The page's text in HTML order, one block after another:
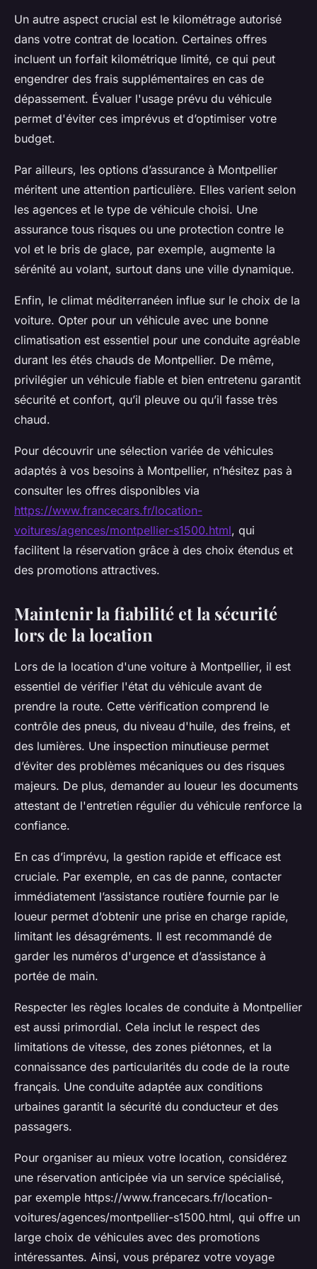
Un autre aspect crucial est le kilométrage autorisé
dans votre contrat de location. Certaines offres
incluent un forfait kilométrique limité, ce qui peut
engendrer des frais supplémentaires en cas de
dépassement. Évaluer l'usage prévu du véhicule
permet d'éviter ces imprévus et d’optimiser votre
budget.
Par ailleurs, les options d’assurance à Montpellier
méritent une attention particulière. Elles varient selon
les agences et le type de véhicule choisi. Une
assurance tous risques ou une protection contre le
vol et le bris de glace, par exemple, augmente la
sérénité au volant, surtout dans une ville dynamique.
Enfin, le climat méditerranéen influe sur le choix de la
voiture. Opter pour un véhicule avec une bonne
climatisation est essentiel pour une conduite agréable
durant les étés chauds de Montpellier. De même,
privilégier un véhicule fiable et bien entretenu garantit
sécurité et confort, qu’il pleuve ou qu’il fasse très
chaud.
Pour découvrir une sélection variée de véhicules
adaptés à vos besoins à Montpellier, n’hésitez pas à
consulter les offres disponibles via
https://www.francecars.fr/location-
voitures/agences/montpellier-s1500.html, qui
facilitent la réservation grâce à des choix étendus et
des promotions attractives.
Maintenir la fiabilité et la sécurité
lors de la location
Lors de la location d'une voiture à Montpellier, il est
essentiel de vérifier l'état du véhicule avant de
prendre la route. Cette vérification comprend le
contrôle des pneus, du niveau d'huile, des freins, et
des lumières. Une inspection minutieuse permet
d’éviter des problèmes mécaniques ou des risques
majeurs. De plus, demander au loueur les documents
attestant de l'entretien régulier du véhicule renforce la
confiance.
En cas d’imprévu, la gestion rapide et efficace est
cruciale. Par exemple, en cas de panne, contacter
immédiatement l’assistance routière fournie par le
loueur permet d’obtenir une prise en charge rapide,
limitant les désagréments. Il est recommandé de
garder les numéros d'urgence et d’assistance à
portée de main.
Respecter les règles locales de conduite à Montpellier
est aussi primordial. Cela inclut le respect des
limitations de vitesse, des zones piétonnes, et la
connaissance des particularités du code de la route
français. Une conduite adaptée aux conditions
urbaines garantit la sécurité du conducteur et des
passagers.
Pour organiser au mieux votre location, considérez
une réservation anticipée via un service spécialisé,
par exemple https://www.francecars.fr/location-
voitures/agences/montpellier-s1500.html, qui offre un
large choix de véhicules avec des promotions
intéressantes. Ainsi, vous préparez votre voyage